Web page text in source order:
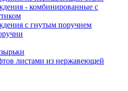
- комбинированные с
с гнутым поручнем
листами из нержавеющей